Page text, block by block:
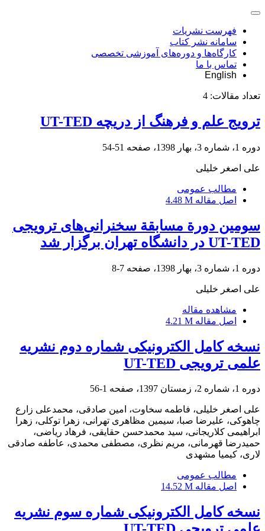
فهرست نشریات
سامانه نشر کتاب
کارگاه‌ها و دوره‌های آموزشی تخصصی
تماس با ما
English
تعداد مقالات: 4
ترویج علم و فرهنگ از دریچه UT-TED
دوره 1، شماره 3، بهار 1398، صفحه 51-54
علی اصغر خلیلی
مطالب عمومی
اصل مقاله 4.48 M
سومین دورة مسابقة سخنرانی‌های ترویجی
UT-TED در دانشگاه تهران برگزار شد
دوره 1، شماره 3، بهار 1398، صفحه 7-8
علی اصغر خلیلی
مشاهده مقاله
اصل مقاله 4.21 M
نسخه کامل الکترونیکی شماره دوم نشریه
علمی ترویجی UT-TED
دوره 1، شماره 2، زمستان 1397، صفحه 1-56
علی اصغر خلیلی، فاطمه سخاوت، امین صادقی، محمدعلی زارع
چاهوکی، علیرضا صبا، سیمین مظاهری تهرانی، زهرا توکلی، زهرا
ابراهیمی کلاریجانی، سید محمدحسن حقایقی، فرهاد ریاضی،
حمیدرضا قهرمانی، مریم نظری، مصطفی محمدی، عاطفه صادقی
لاری، کیمیا مشهدی
مطالب عمومی
اصل مقاله 14.52 M
نسخه کامل الکترونیکی شماره سوم نشریه